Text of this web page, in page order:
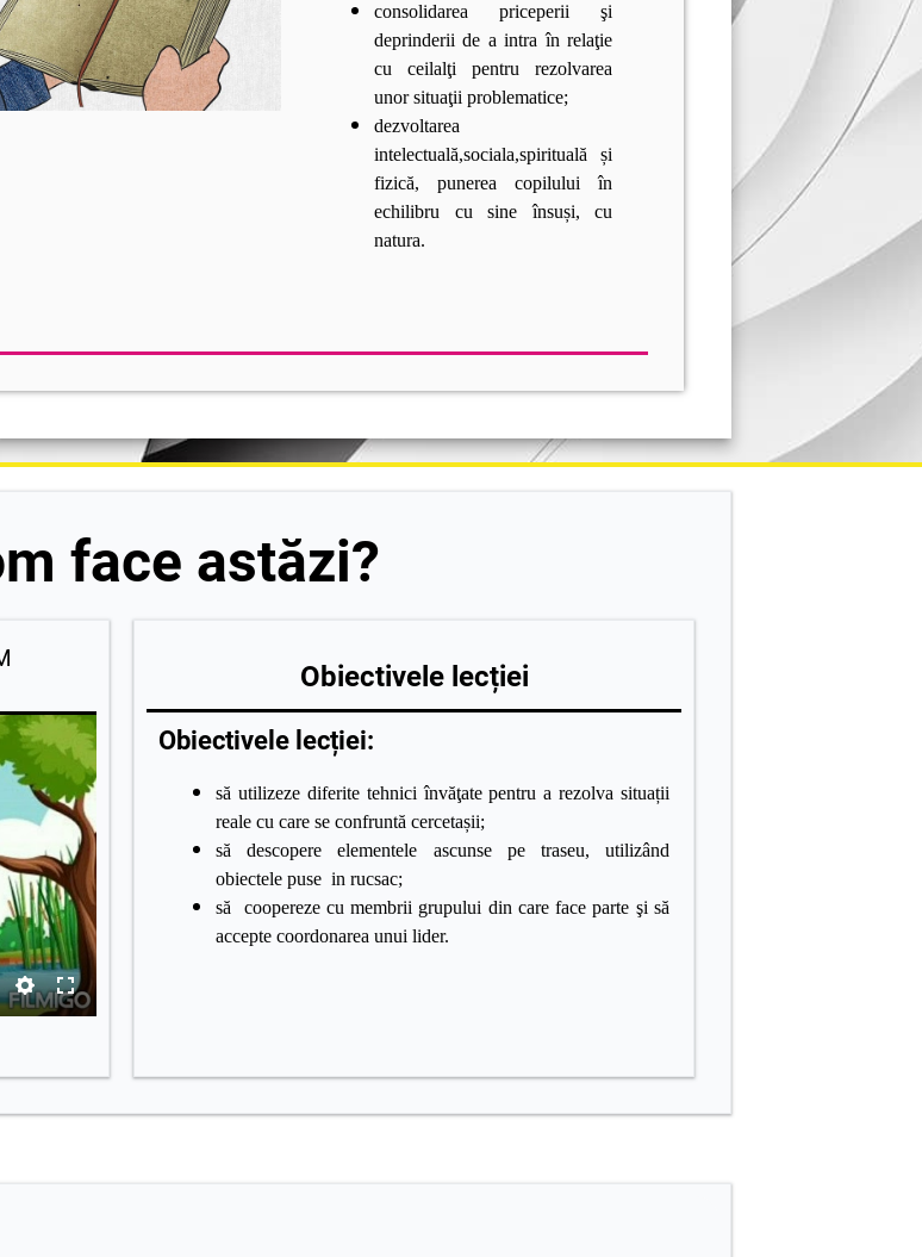
consolidarea priceperii şi
deprinderii de a intra în relaţie
cu ceilalţi pentru rezolvarea
unor situaţii problematice;
dezvoltarea
intelectuală,sociala,spirituală și
fizică, punerea copilului în
echilibru cu sine însuși, cu
natura.
face astăzi?
Obiectivele lecției
Obiectivele lecției:
să utilizeze diferite tehnici învăţate pentru a rezolva situații
reale cu care se confruntă cercetașii;
să descopere elementele ascunse pe traseu, utilizând
obiectele puse in rucsac;
să coopereze cu membrii grupului din care face parte şi să
accepte coordonarea unui lider.